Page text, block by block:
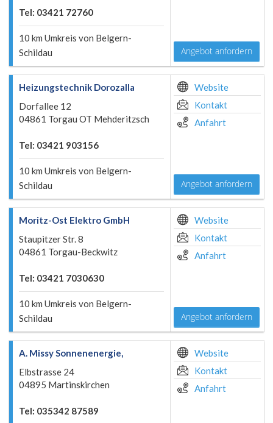
Tel: 03421 72760
10 km Umkreis von Belgern-
Schildau
Angebot anfordern
Heizungstechnik Dorozalla
Dorfallee 12
04861 Torgau OT Mehderitzsch
Tel: 03421 903156
10 km Umkreis von Belgern-
Schildau
Website
Kontakt
Anfahrt
Angebot anfordern
Moritz-Ost Elektro GmbH
Staupitzer Str. 8
04861 Torgau-Beckwitz
Tel: 03421 7030630
10 km Umkreis von Belgern-
Schildau
Website
Kontakt
Anfahrt
Angebot anfordern
A. Missy Sonnenenergie,
Elbstrasse 24
04895 Martinskirchen
Tel: 035342 87589
Website
Kontakt
Anfahrt